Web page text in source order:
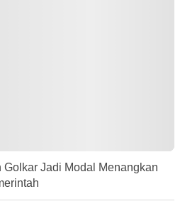
Jadi Modal Menangkan